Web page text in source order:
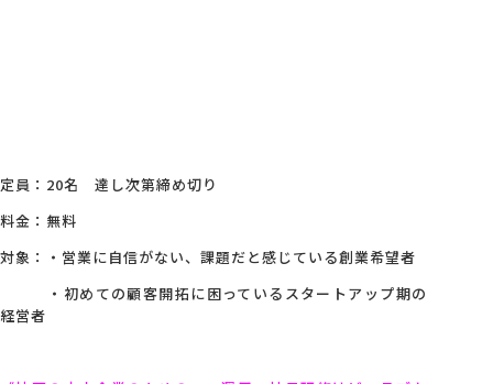
定員：20名 達し次第締め切り
料金：無料
対象：・営業に自信がない、課題だと感じている創業希望者
・初めての顧客開拓に困っているスタートアップ期の
経営者